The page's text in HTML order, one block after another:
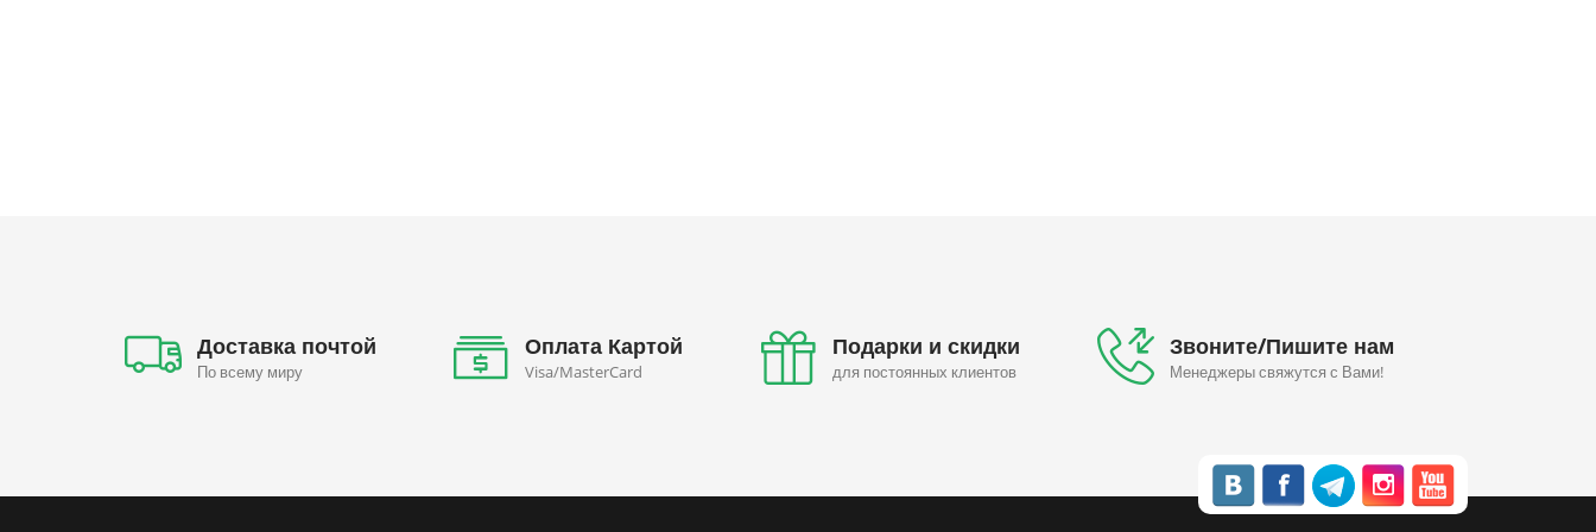
Доставка почтой
По всему миру
Оплата Картой
Visa/MasterCard
Подарки и скидки
для постоянных клиентов
Звоните/Пишите нам
Менеджеры свяжутся с Вами!